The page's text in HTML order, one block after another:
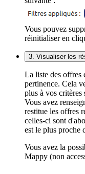
Vous pouvez
réinitialiser en
3. Visualiser les
La liste des offres
pertinence. Cela
plus à vos critères
Vous avez
restitue les offres
celles-ci sont
est le plus proche
Vous avez la
Mappy (non